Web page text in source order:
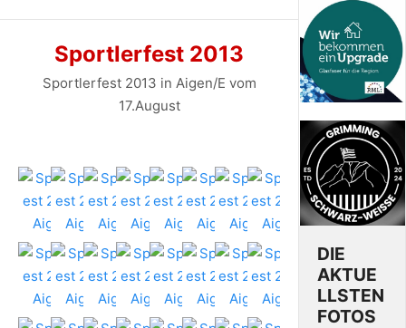
Sportlerfest 2013
Sportlerfest 2013 in Aigen/E vom
17.August
DIE
AKTUE
LLSTEN
FOTOS